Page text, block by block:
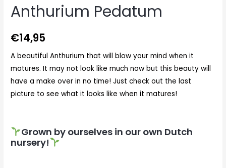
Anthurium Pedatum
€14,95
A beautiful Anthurium that will blow your mind when it
matures. It may not look like much now but this beauty will
have a make over in no time! Just check out the last
picture to see what it looks like when it matures!
Grown by ourselves in our own Dutch
nursery!